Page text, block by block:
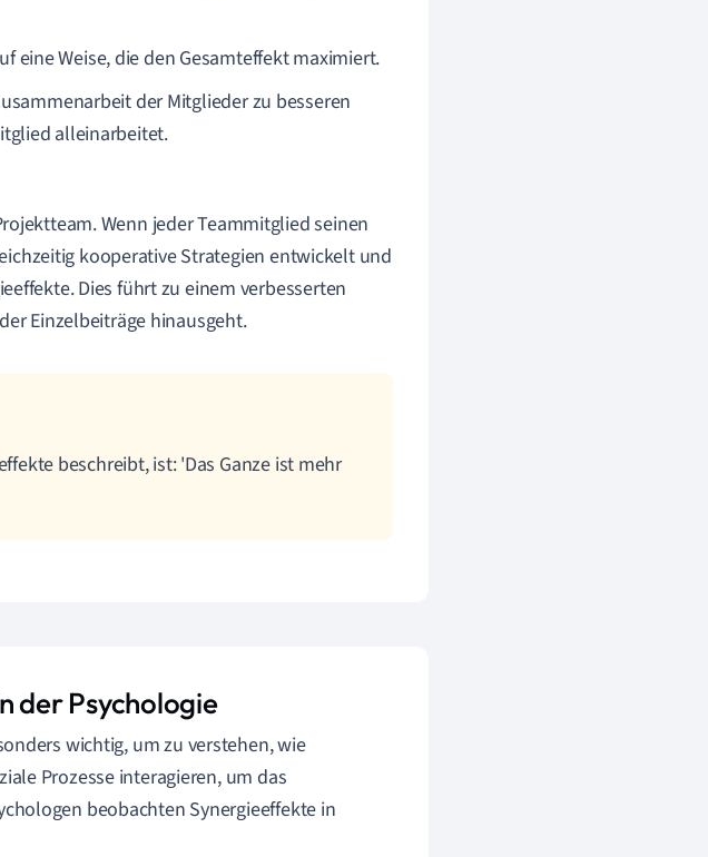
eine Weise, die den Gesamteffekt maximiert.
der Mitglieder zu besseren
alleinarbeitet.
Wenn jeder Teammitglied seinen
kooperative Strategien entwickelt und
Dies führt zu einem verbesserten
Einzelbeiträge hinausgeht.
beschreibt, ist: 'Das Ganze ist mehr
der Psychologie
wichtig, um zu verstehen, wie
Prozesse interagieren, um das
beobachten Synergieeffekte in